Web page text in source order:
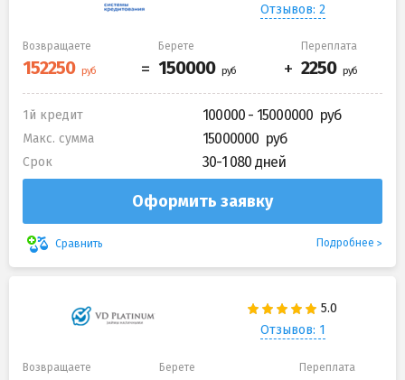
Отзывов: 2
Возвращаете Берете Переплата
1й кредит 100000 - 15000000
Макс. сумма 15000000
Срок 30-1 080 дней
Оформить заявку
Сравнить Подробнее
Отзывов: 1
Возвращаете Берете Переплата